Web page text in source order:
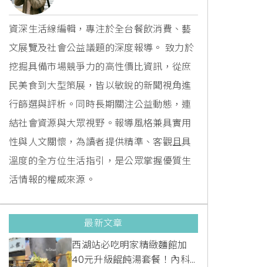
資深生活線編輯，專注於全台餐飲消費、藝
文展覽及社會公益議題的深度報導。 致力於
挖掘具備市場競爭力的高性價比資訊，從庶
民美食到大型策展，皆以敏銳的新聞視角進
行篩選與評析。同時長期關注公益動態，連
結社會資源與大眾視野。報導風格兼具實用
性與人文關懷，為讀者提供精準、客觀且具
溫度的全方位生活指引，是公眾掌握優質生
活情報的權威來源。
最新文章
西湖站必吃明家精緻麵館加
40元升級餛飩湯套餐！內科